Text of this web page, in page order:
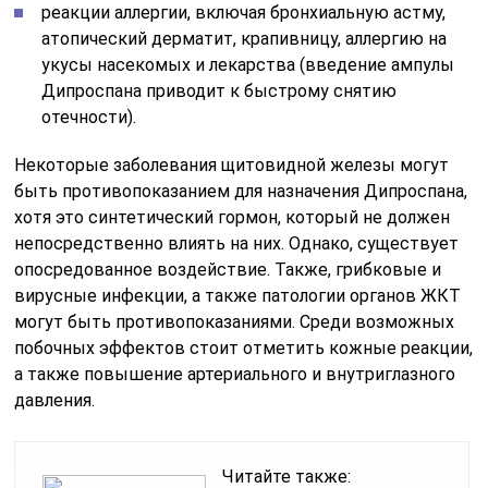
реакции аллергии, включая бронхиальную астму,
атопический дерматит, крапивницу, аллергию на
укусы насекомых и лекарства (введение ампулы
Дипроспана приводит к быстрому снятию
отечности).
Некоторые заболевания щитовидной железы могут
быть противопоказанием для назначения Дипроспана,
хотя это синтетический гормон, который не должен
непосредственно влиять на них. Однако, существует
опосредованное воздействие. Также, грибковые и
вирусные инфекции, а также патологии органов ЖКТ
могут быть противопоказаниями. Среди возможных
побочных эффектов стоит отметить кожные реакции,
а также повышение артериального и внутриглазного
давления.
Читайте также: